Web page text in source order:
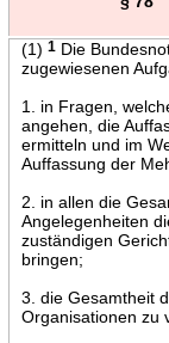
(1) 1Die
zugewiesenen
1. in Fragen,
angehen, die
ermitteln und im
Auffassung der
2. in allen die
Angelegenheiten
zuständigen
bringen;
3. die Gesamtheit
Organisationen zu